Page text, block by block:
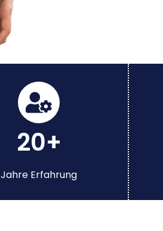
20+
Jahre Erfahrung